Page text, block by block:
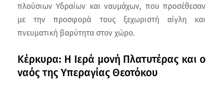
πλούσιων Υδραίων και ναυμάχων, που προσέθεσαν
με την προσφορά τους ξεχωριστή αίγλη και
πνευματική βαρύτητα στον χώρο.
Κέρκυρα: Η Ιερά μονή Πλατυτέρας και ο
ναός της Υπεραγίας Θεοτόκου